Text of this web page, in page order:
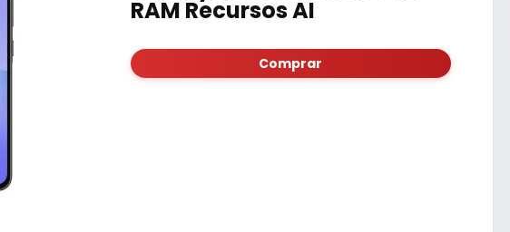
RAM Recursos AI
Comprar